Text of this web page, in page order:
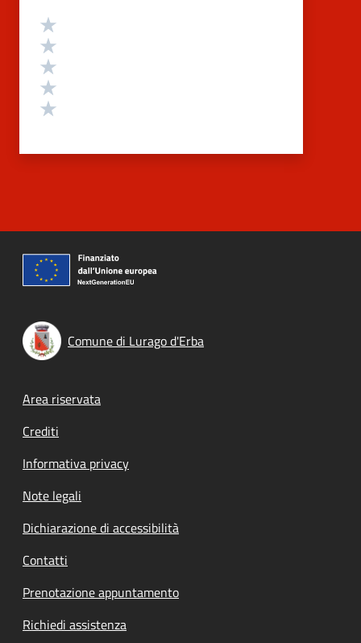
Valutazione
Comune di Lurago d'Erba
Footer menu
Area riservata
Crediti
Informativa privacy
Note legali
Dichiarazione di accessibilità
Contatti
Prenotazione appuntamento
Richiedi assistenza